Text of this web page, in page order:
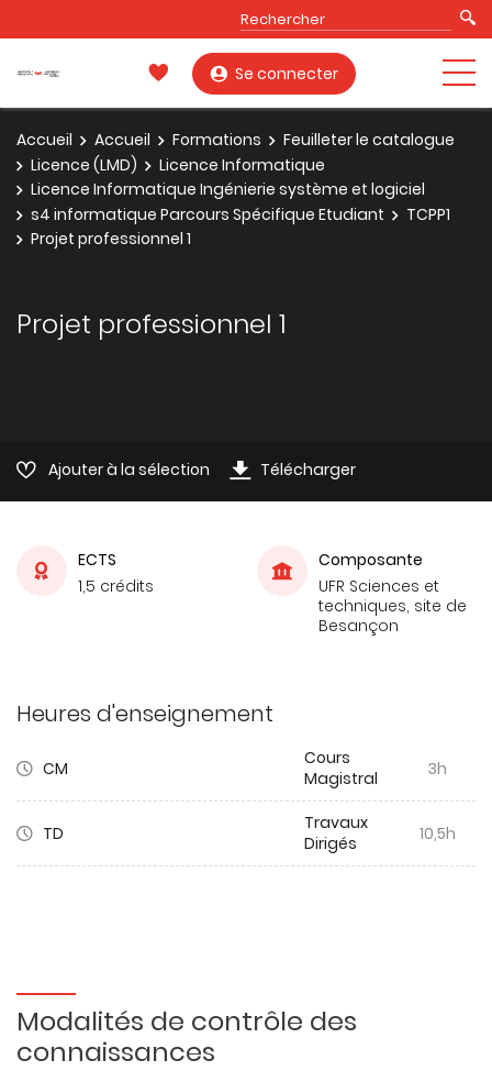
Se connecter
Accueil Accueil Formations
Feuilleter le catalogue
Licence (LMD)
Licence Informatique
Licence Informatique Ingénierie système et logiciel
s4 informatique Parcours Spécifique Etudiant
TCPP1
Projet professionnel 1
Projet professionnel 1
Ajouter à la sélection Télécharger
ECTS
1,5 crédits
Composante
UFR Sciences et
techniques, site de
Besançon
Heures d'enseignement
CM
Cours
Magistral
3h
TD
Travaux
Dirigés
10,5h
Modalités de contrôle des
connaissances